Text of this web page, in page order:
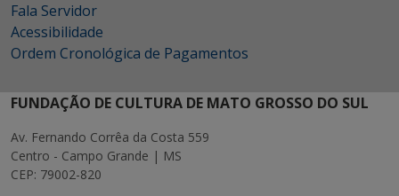
Fala Servidor
Acessibilidade
Ordem Cronológica de Pagamentos
FUNDAÇÃO DE CULTURA DE MATO GROSSO DO SUL
Av. Fernando Corrêa da Costa 559
Centro - Campo Grande | MS
CEP: 79002-820